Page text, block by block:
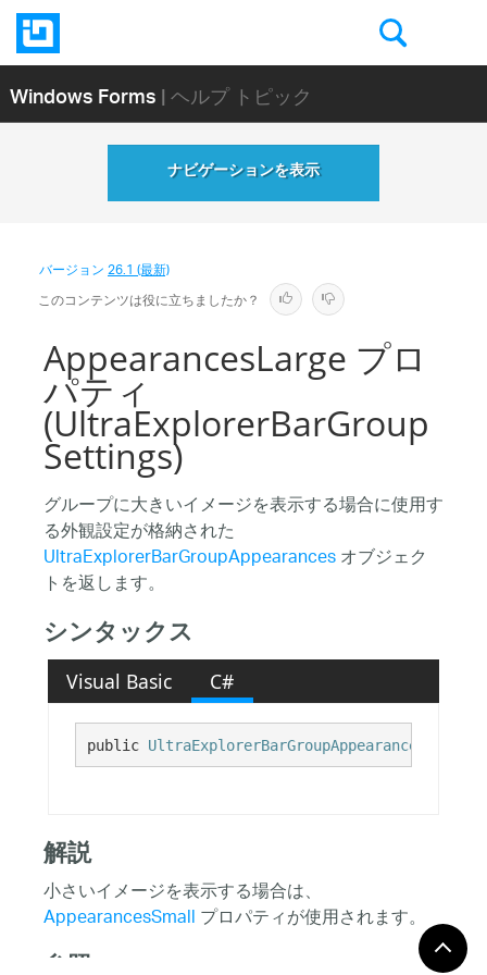
Windows Forms| ヘルプ トピック
ナビゲーションを表示
バージョン26.1 (最新)
このコンテンツは役に立ちましたか？
AppearancesLarge プロ
パティ
(UltraExplorerBarGroup
Settings)
グループに大きいイメージを表示する場合に使用す
る外観設定が格納された
UltraExplorerBarGroupAppearancesオブジェク
トを返します。
シンタックス
Visual Basic C#
public UltraExplorerBarGroupAppearances
解説
小さいイメージを表示する場合は、
AppearancesSmallプロパティが使用されます。